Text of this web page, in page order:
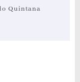
Quintana